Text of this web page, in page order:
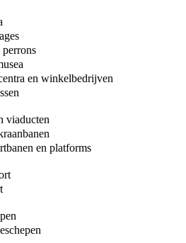
perrons
en winkelbedrijven
viaducten
en platforms